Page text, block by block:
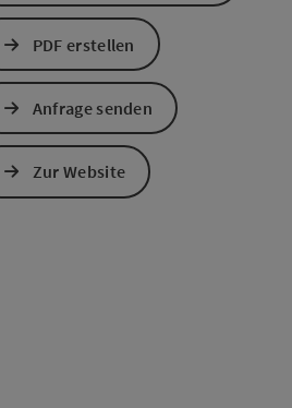
öffnenöffnen
PDF erstellen
Anfrage senden
Zur Website